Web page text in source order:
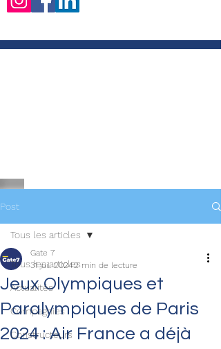
Post
Tous les articles
Actualités
Compagnies
Constructeurs
Tous les articles
Jeux Olympiques et
Paralympiques de Paris
2024 : Air France a déjà
Gate 7
31 juil. 20242 min de lecture